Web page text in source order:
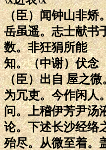
（臣）闻钟山非矫
岳虽遥。志士献书
数。非狂狷所能
知。（中谢）伏念
（臣）出自 屋之
为冗吏。今作闲人
问。上稽伊芳尹汤
论。下述长沙经络
殆尽。从微至着。